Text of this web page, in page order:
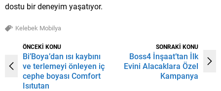
dostu bir deneyim yaşatıyor.
Kelebek Mobilya
ÖNCEKİ KONU
Bi’Boya’dan ısı kaybını
ve terlemeyi önleyen iç
cephe boyası Comfort
Isıtutan
SONRAKİ KONU
Boss4 İnşaat’tan İlk
Evini Alacaklara Özel
Kampanya